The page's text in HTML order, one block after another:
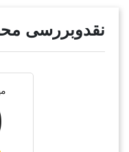
نقدوبررسی